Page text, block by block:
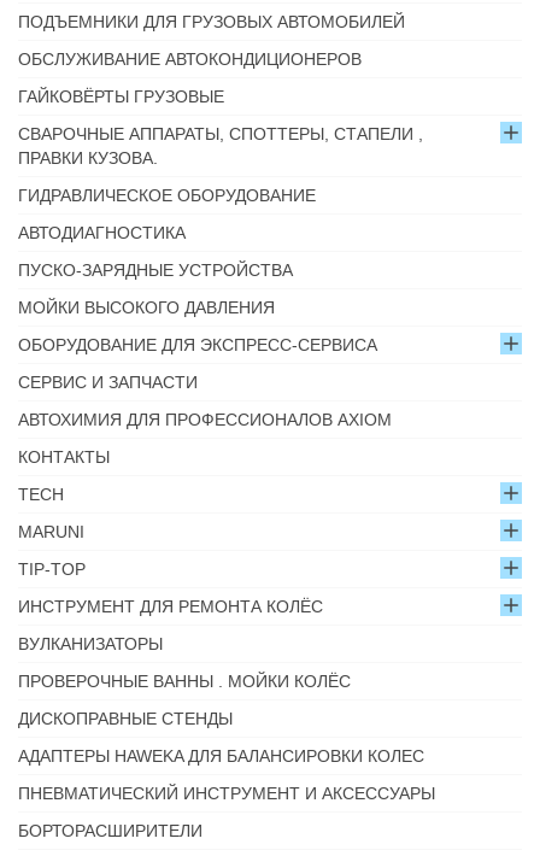
ПОДЪЕМНИКИ ДЛЯ ГРУЗОВЫХ АВТОМОБИЛЕЙ
ОБСЛУЖИВАНИЕ АВТОКОНДИЦИОНЕРОВ
ГАЙКОВЁРТЫ ГРУЗОВЫЕ
СВАРОЧНЫЕ АППАРАТЫ, СПОТТЕРЫ, СТАПЕЛИ ,
ПРАВКИ КУЗОВА.
ГИДРАВЛИЧЕСКОЕ ОБОРУДОВАНИЕ
АВТОДИАГНОСТИКА
ПУСКО-ЗАРЯДНЫЕ УСТРОЙСТВА
МОЙКИ ВЫСОКОГО ДАВЛЕНИЯ
ОБОРУДОВАНИЕ ДЛЯ ЭКСПРЕСС-СЕРВИСА
СЕРВИС И ЗАПЧАСТИ
АВТОХИМИЯ ДЛЯ ПРОФЕССИОНАЛОВ AXIOM
КОНТАКТЫ
TECH
MARUNI
TIP-TOP
ИНСТРУМЕНТ ДЛЯ РЕМОНТА КОЛЁС
ВУЛКАНИЗАТОРЫ
ПРОВЕРОЧНЫЕ ВАННЫ . МОЙКИ КОЛЁС
ДИСКОПРАВНЫЕ СТЕНДЫ
АДАПТЕРЫ HAWEKA ДЛЯ БАЛАНСИРОВКИ КОЛЕС
ПНЕВМАТИЧЕСКИЙ ИНСТРУМЕНТ И АКСЕССУАРЫ
БОРТОРАСШИРИТЕЛИ